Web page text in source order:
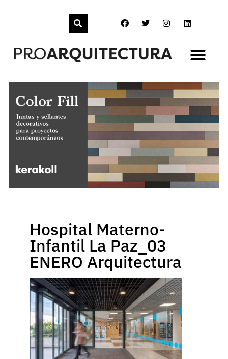
Hospital Materno-
Infantil La Paz_03
ENERO Arquitectura